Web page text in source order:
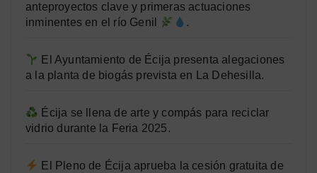
anteproyectos clave y primeras actuaciones
inminentes en el río Genil
.
El Ayuntamiento de Écija presenta alegaciones
a la planta de biogás prevista en La Dehesilla.
Écija se llena de arte y compás para reciclar
vidrio durante la Feria 2025.
El Pleno de Écija aprueba la cesión gratuita de